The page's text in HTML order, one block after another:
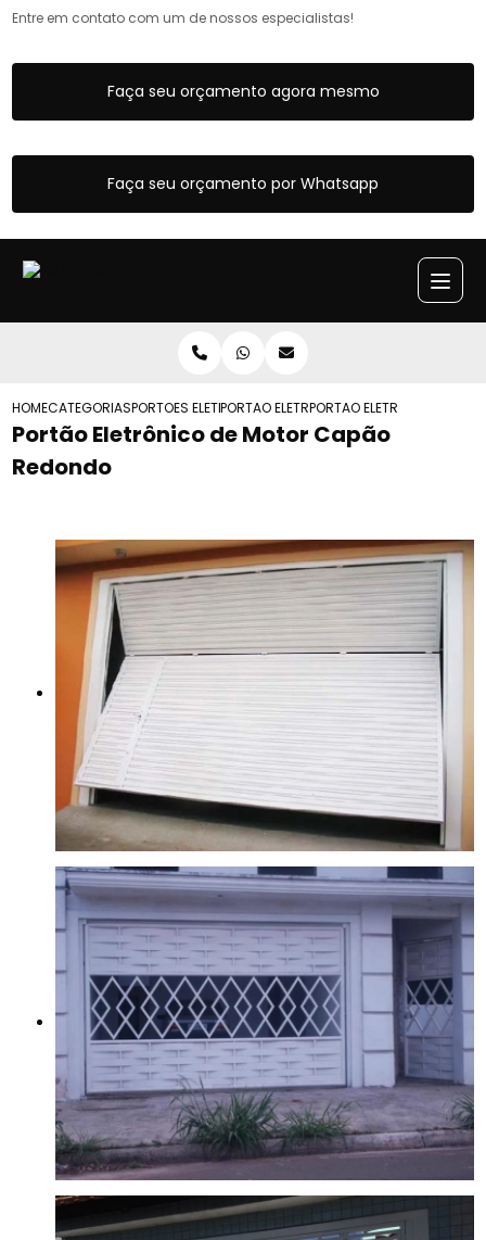
Entre em contato com um de nossos especialistas!
Faça seu orçamento agora mesmo
Faça seu orçamento por Whatsapp
HOMECATEGORIASPORTOES ELETRONICOSPORTAO ELETRONICO DUAS FOLHAS DE
PORTAO ELETRONICO DE
Portão Eletrônico de Motor Capão
Redondo